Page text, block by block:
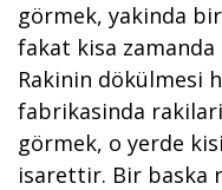
görmek, yakinda
fakat kisa
Rakinin dökülmesi
fabrikasinda
görmek, o yerde
isarettir. Bir baska